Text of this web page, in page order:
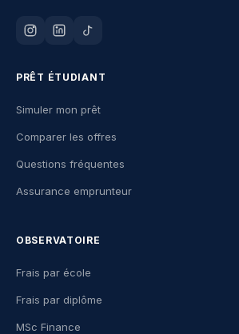
PRÊT ÉTUDIANT
Simuler mon prêt
Comparer les offres
Questions fréquentes
Assurance emprunteur
OBSERVATOIRE
Frais par école
Frais par diplôme
MSc Finance